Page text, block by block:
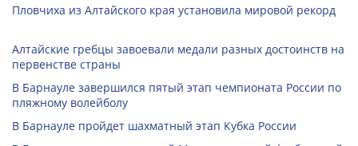
Пловчиха из Алтайского края установила мировой рекорд
Алтайские гребцы завоевали медали разных достоинств на
первенстве страны
В Барнауле завершился пятый этап чемпионата России по
пляжному волейболу
В Барнауле пройдет шахматный этап Кубка России